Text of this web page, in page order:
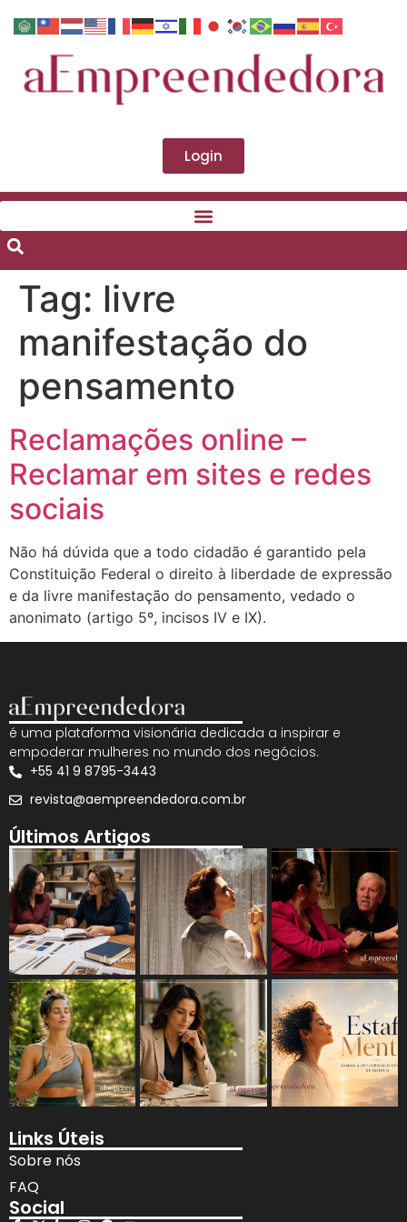
Login
Tag: livre
manifestação do
pensamento
Reclamações online –
Reclamar em sites e redes
sociais
Não há dúvida que a todo cidadão é garantido pela
Constituição Federal o direito à liberdade de expressão
e da livre manifestação do pensamento, vedado o
anonimato (artigo 5º, incisos IV e IX).
é uma plataforma visionária dedicada a inspirar e
empoderar mulheres no mundo dos negócios.
+55 41 9 8795-3443
revista@aempreendedora.com.br
Últimos Artigos
Links Úteis
Sobre nós
FAQ
Social